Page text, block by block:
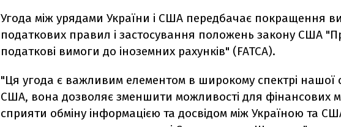
Угода між урядами України і США передбачає покращення
податкових правил і застосування положень закону США
податкові вимоги до іноземних рахунків" (FATCA).
"Ця угода є важливим елементом в широкому спектрі нашої
США, вона дозволяє зменшити можливості для фінансових
сприяти обміну інформацією та досвідом між Україною та